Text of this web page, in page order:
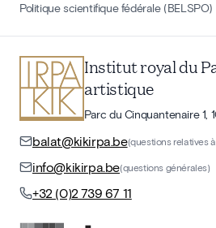
Politique scientifique fédérale (BELSPO)
Institut royal du
artistique
Parc du Cinquantenaire 1,
balat@kikirpa.be(questions relatives
info@kikirpa.be(questions générales)
+32 (0)2 739 67 11